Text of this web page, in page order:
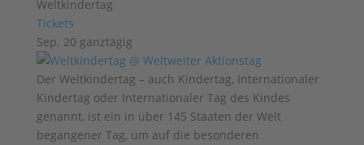
Weltkindertag
Tickets
Sep. 20 ganztägig
Der Weltkindertag – auch Kindertag, Internationaler
Kindertag oder Internationaler Tag des Kindes
genannt, ist ein in über 145 Staaten der Welt
begangener Tag, um auf die besonderen